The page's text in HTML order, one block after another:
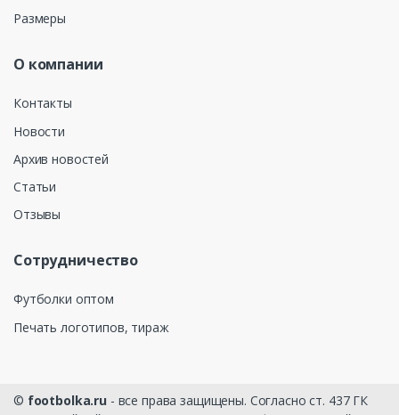
Размеры
О компании
Контакты
Новости
Архив новостей
Статьи
Отзывы
Сотрудничество
Футболки оптом
Печать логотипов, тираж
© footbolka.ru - все права защищены. Согласно ст. 437 ГК